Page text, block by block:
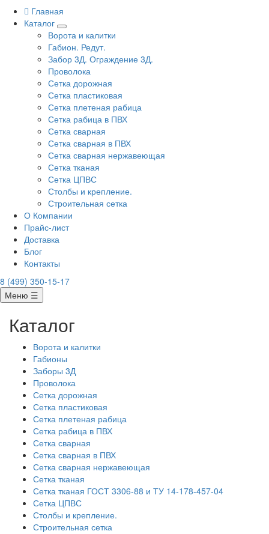
Главная
Каталог
Ворота и калитки
Габион. Редут.
Забор 3Д. Ограждение 3Д.
Проволока
Сетка дорожная
Сетка пластиковая
Сетка плетеная рабица
Сетка рабица в ПВХ
Сетка сварная
Сетка сварная в ПВХ
Сетка сварная нержавеющая
Сетка тканая
Сетка ЦПВС
Столбы и крепление.
Строительная сетка
О Компании
Прайс-лист
Доставка
Блог
Контакты
8 (499) 350-15-17
Меню ☰
Каталог
Ворота и калитки
Габионы
Заборы 3Д
Проволока
Сетка дорожная
Сетка пластиковая
Сетка плетеная рабица
Сетка рабица в ПВХ
Сетка сварная
Сетка сварная в ПВХ
Сетка сварная нержавеющая
Сетка тканая
Сетка тканая ГОСТ 3306-88 и ТУ 14-178-457-04
Сетка ЦПВС
Столбы и крепление.
Строительная сетка